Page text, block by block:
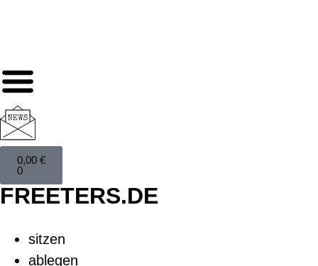
0,00 €
0
FREETERS.DE
sitzen
ablegen